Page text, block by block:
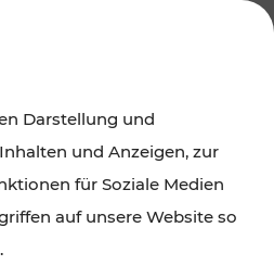
29.03.2023
in St.
Erreichbarkeit
Darstellung und
und Anzeigen, zur
für Soziale Medien
auf unsere Website so